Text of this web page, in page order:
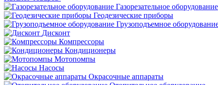
Газорезательное оборудование
Геодезические приборы
Грузоподъемное
Дисконт
Компрессоры
Кондиционеры
Мотопомпы
Насосы
Окрасочные аппараты